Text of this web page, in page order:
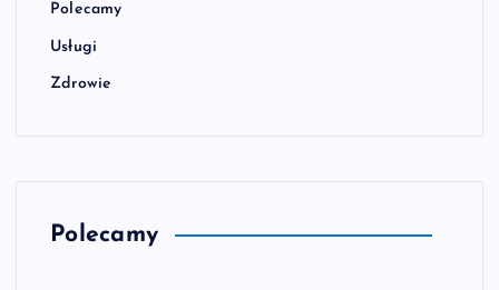
Polecamy
Usługi
Zdrowie
Polecamy